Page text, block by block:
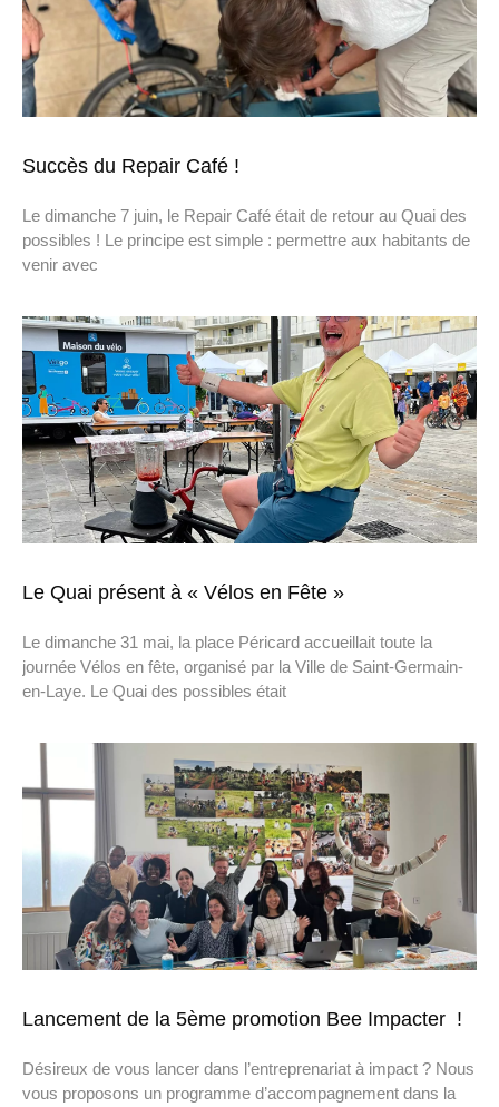
Succès du Repair Café !
Le dimanche 7 juin, le Repair Café était de retour au Quai des
possibles ! Le principe est simple : permettre aux habitants de
venir avec
Le Quai présent à « Vélos en Fête »
Le dimanche 31 mai, la place Péricard accueillait toute la
journée Vélos en fête, organisé par la Ville de Saint-Germain-
en-Laye. Le Quai des possibles était
Lancement de la 5ème promotion Bee Impacter !
Désireux de vous lancer dans l’entreprenariat à impact ? Nous
vous proposons un programme d’accompagnement dans la